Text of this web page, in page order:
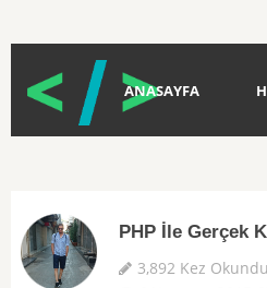
ANASAYFA
PHP İle Gerçek
3,892 Kez Okundu